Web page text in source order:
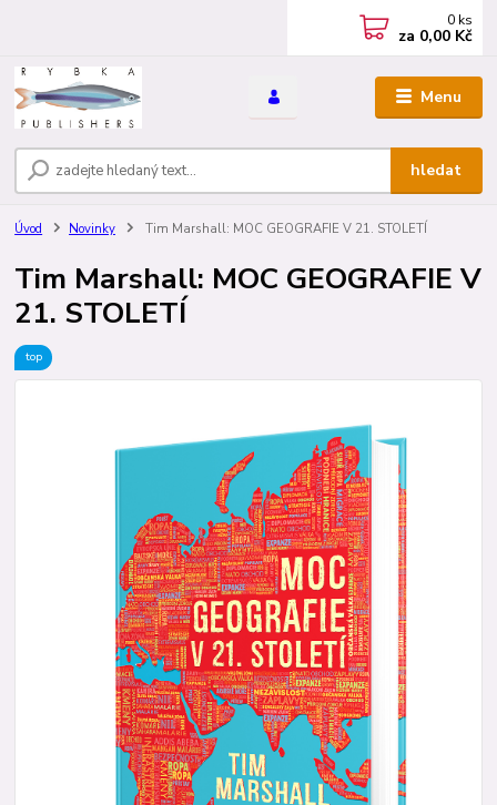
Menu
hledat
0 ks
za 0,00 Kč
Úvod Novinky Tim Marshall: MOC GEOGRAFIE V 21. STOLETÍ
Tim Marshall: MOC GEOGRAFIE V
21. STOLETÍ
top